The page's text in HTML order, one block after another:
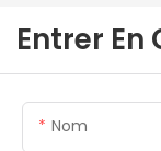
Entrer
Nom